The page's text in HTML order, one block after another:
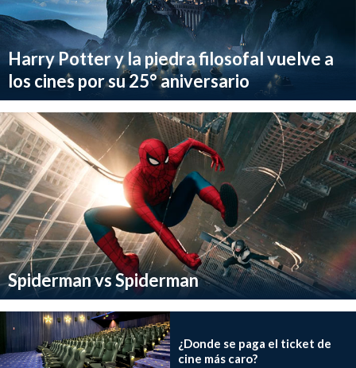
Harry Potter y la piedra filosofal vuelve a
los cines por su 25° aniversario
Spiderman vs Spiderman
¿Donde se paga el ticket de
cine más caro?